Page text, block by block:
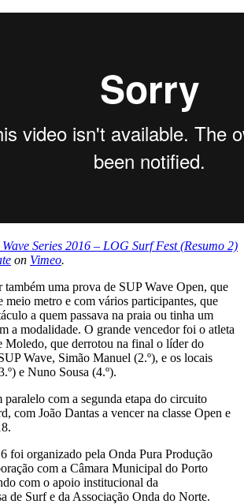
Series 2016 – LOG Surf Fest (Resumo 2)
on Vimeo.
uma prova de SUP Wave Open, que
meio metro e com vários participantes, que
a quem passava na praia ou tinha um
a modalidade. O grande vencedor foi o atleta
Moledo, que derrotou na final o líder do
Wave, Simão Manuel (2.º), e os locais
e Nuno Sousa (4.º).
paralelo com a segunda etapa do circuito
com João Dantas a vencer na classe Open e
foi organizado pela Onda Pura Produção
com a Câmara Municipal do Porto
com o apoio institucional da
de Surf e da Associação Onda do Norte.